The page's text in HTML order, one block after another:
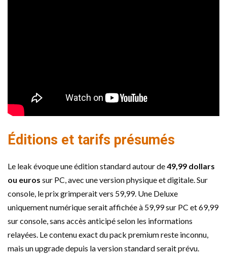
Éditions et tarifs présumés
Le leak évoque une édition standard autour de49,99 dollars
ou euros sur PC, avec une version physique et digitale. Sur
console, le prix grimperait vers 59,99. Une Deluxe
uniquement numérique serait affichée à 59,99 sur PC et 69,99
sur console, sans accès anticipé selon les informations
relayées. Le contenu exact du pack premium reste inconnu,
mais un upgrade depuis la version standard serait prévu.